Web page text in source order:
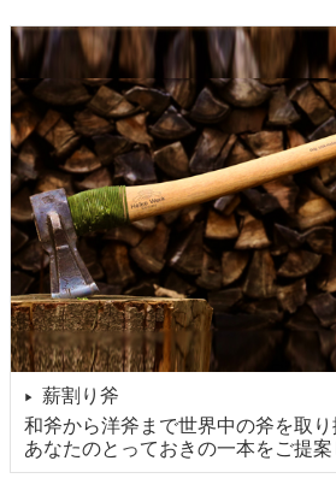
▶
薪割り斧
和斧から洋斧まで世界中の斧を取り
あなたのとっておきの一本をご提案